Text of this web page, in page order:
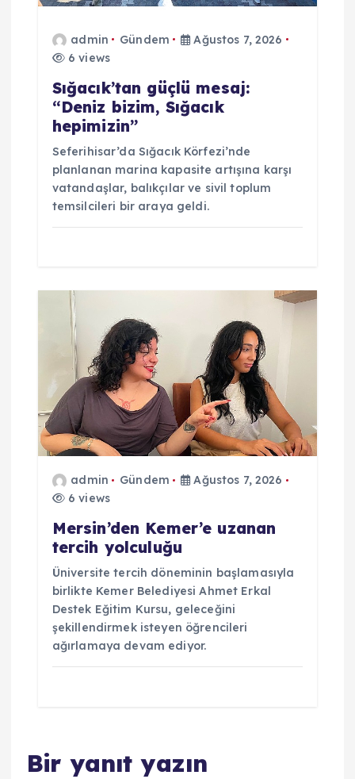
admin Gündem
Ağustos 7, 2026
6 views
Sığacık’tan güçlü mesaj:
“Deniz bizim, Sığacık
hepimizin”
Seferihisar’da Sığacık Körfezi’nde
planlanan marina kapasite artışına karşı
vatandaşlar, balıkçılar ve sivil toplum
temsilcileri bir araya geldi.
admin Gündem
Ağustos 7, 2026
6 views
Mersin’den Kemer’e uzanan
tercih yolculuğu
Üniversite tercih döneminin başlamasıyla
birlikte Kemer Belediyesi Ahmet Erkal
Destek Eğitim Kursu, geleceğini
şekillendirmek isteyen öğrencileri
ağırlamaya devam ediyor.
Bir yanıt yazın